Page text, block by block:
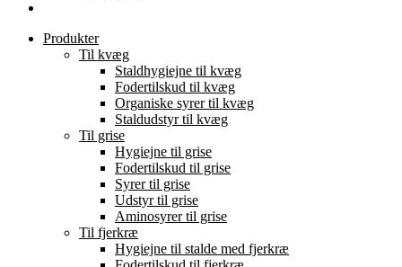
Produkter
Til kvæg
Staldhygiejne til kvæg
Fodertilskud til kvæg
Organiske syrer til kvæg
Staldudstyr til kvæg
Til grise
Hygiejne til grise
Fodertilskud til grise
Syrer til grise
Udstyr til grise
Aminosyrer til grise
Til fjerkræ
Hygiejne til stalde med fjerkræ